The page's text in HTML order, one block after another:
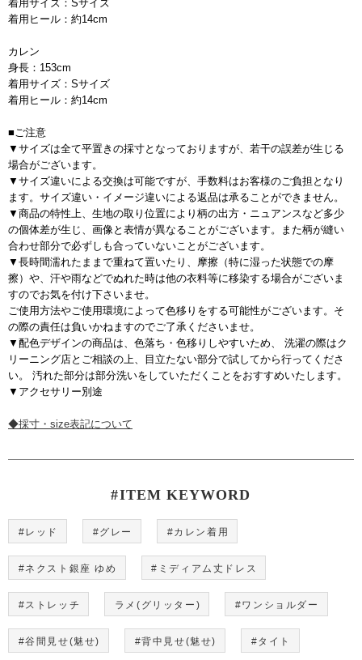
着用サイズ：Sサイズ
着用ヒール：約14cm
カレン
身長：153cm
着用サイズ：Sサイズ
着用ヒール：約14cm
■ご注意
▼サイズは全て平置きの採寸となっておりますが、若干の誤差が生じる
場合がございます。
▼サイズ違いによる交換は可能ですが、手数料はお客様のご負担となり
ます。サイズ違い・イメージ違いによる返品は承ることができません。
▼商品の特性上、生地の取り位置により柄の出方・ニュアンスなど多少
の個体差が生じ、画像と表情が異なることがございます。また柄が縫い
合わせ部分で必ずしも合っていないことがございます。
▼長時間濡れたままで重ねて置いたり、摩擦（特に湿った状態での摩
擦）や、汗や雨などでぬれた時は他の衣料等に移染する場合がございま
すのでお気を付け下さいませ。
ご使用方法やご使用環境によって色移りをする可能性がございます。そ
の際の責任は負いかねますのでご了承くださいませ。
▼配色デザインの商品は、色落ち・色移りしやすいため、 洗濯の際はク
リーニング店とご相談の上、目立たない部分で試してから行ってくださ
い。 汚れた部分は部分洗いをしていただくことをおすすめいたします。
▼アクセサリー別途
◆採寸・size表記について
#ITEM KEYWORD
#レッド #グレー #カレン着用
#ネクスト銀座 ゆめ #ミディアム丈ドレス
#ストレッチ ラメ(グリッター) #ワンショルダー
#谷間見せ(魅せ) #背中見せ(魅せ) #タイト